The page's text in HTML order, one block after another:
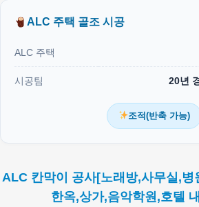
ALC 주택 골조 시공
ALC 주택
시공팀 20년
조적(반축 가능)
ALC 칸막이 공사[노래방,사무실,병
한옥,상가,음악학원,호텔